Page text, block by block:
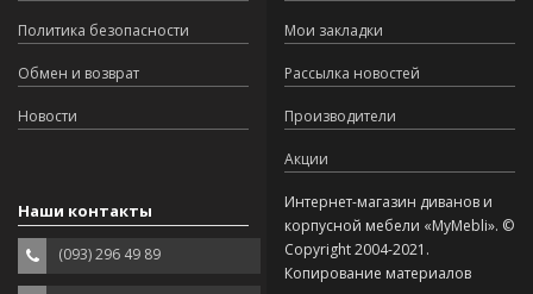
Политика безопасности
Обмен и возврат
Новости
Мои закладки
Рассылка новостей
Производители
Акции
Наши контакты
(093) 296 49 89
Интернет-магазин диванов и
корпусной мебели «MyMebli». ©
Copyright 2004-2021.
Копирование материалов